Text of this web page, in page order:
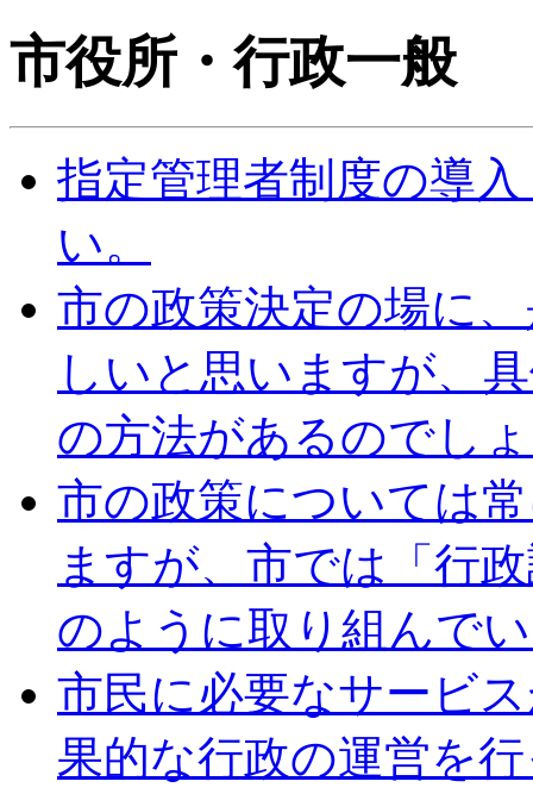
市役所・行政一般
指定管理者制度の導
い。
市の政策決定の場に
しいと思いますが、
の方法があるのでし
市の政策については
ますが、市では「行
のように取り組んで
市民に必要なサービ
果的な行政の運営を